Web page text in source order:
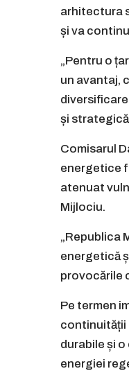
arhitectura
și va
„Pentru o
un avantaj,
și
Comisarul
energetice
atenuat
Mijlociu.
„Republica
energetică
provocările
Pe termen
continuității
durabile și
energiei